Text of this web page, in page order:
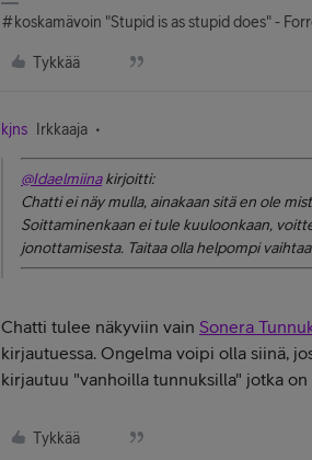
#koskamävoin "Stupid is as stupid does" -
Tykkää
kjns Irkkaaja
@Idaelmiinakirjoitti:
Chatti ei näy mulla, ainakaan sitä en ole
Soittaminenkaan ei tule kuuloonkaan,
jonottamisesta. Taitaa olla helpompi
Chatti tulee näkyviin vain Sonera
kirjautuessa. Ongelma voipi olla siinä,
kirjautuu "vanhoilla tunnuksilla" jotka
Tykkää